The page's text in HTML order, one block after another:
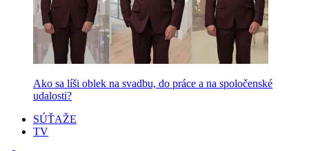
Ako sa líši oblek na svadbu, do práce a na spoločenské
udalosti?
SÚŤAŽE
TV